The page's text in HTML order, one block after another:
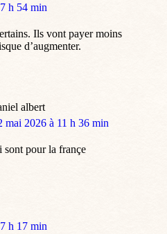
h 54 min
Ils vont payer moins
d’augmenter.
albert
mai 2026 à 11 h 36 min
sont pour la françe
h 17 min